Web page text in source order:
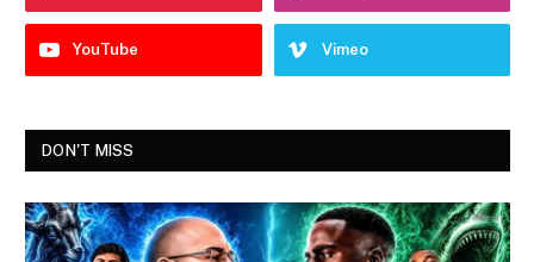
YouTube Vimeo
DON'T MISS